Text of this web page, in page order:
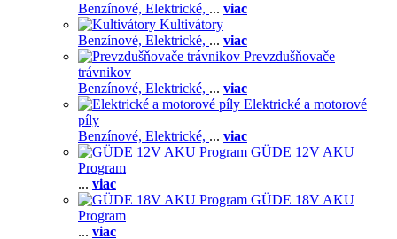
Benzínové, Elektrické, ... viac
Kultivátory
Benzínové, Elektrické, ... viac
Prevzdušňovače
trávnikov
Benzínové, Elektrické, ... viac
Elektrické a motorové
píly
Benzínové, Elektrické, ... viac
GÜDE 12V AKU
Program
... viac
GÜDE 18V AKU
Program
... viac